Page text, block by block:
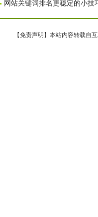
网站关键词排名更稳定的小技
【免责声明】本站内容转载自